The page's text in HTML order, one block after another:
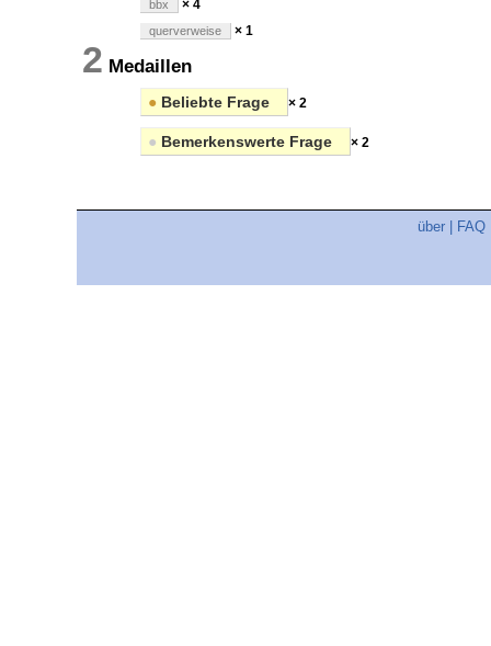
bbx × 4
querverweise × 1
2 Medaillen
● Beliebte Frage × 2
● Bemerkenswerte Frage × 2
über FAQ